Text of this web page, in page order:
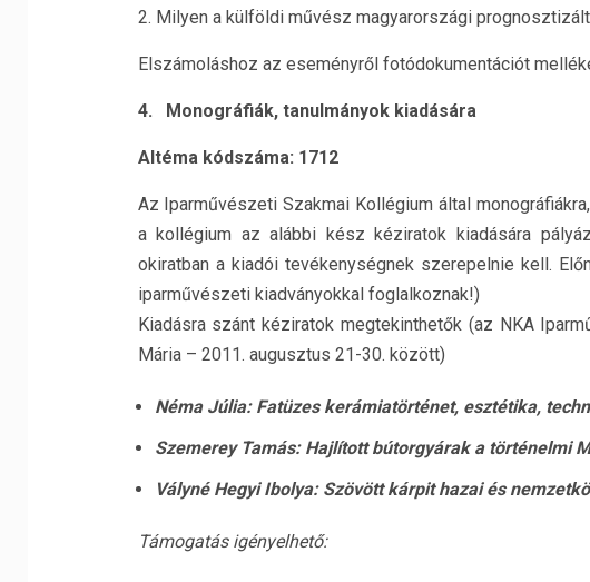
2. Milyen a külföldi művész magyarországi
Elszámoláshoz az eseményről fotódokumentációt
4. Monográfiák, tanulmányok kiadására
Altéma kódszáma: 1712
Az Iparművészeti Szakmai Kollégium által
a kollégium az alábbi kész kéziratok kiadására
okiratban a kiadói tevékenységnek szerepelnie kell.
iparművészeti kiadványokkal foglalkoznak!)
Kiadásra szánt kéziratok megtekinthetők (az NKA
Mária – 2011. augusztus 21-30. között)
Néma Júlia: Fatüzes kerámiatörténet, esztétika,
Szemerey Tamás: Hajlított bútorgyárak a történelmi
Vályné Hegyi Ibolya: Szövött kárpit hazai és
Támogatás igényelhető: